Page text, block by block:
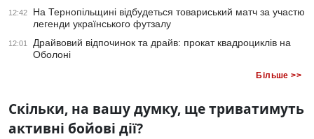
12:42
На Тернопільщині відбудеться товариський матч за участю
легенди українського футзалу
12:01
Драйвовий відпочинок та драйв: прокат квадроциклів на
Оболоні
Більше >>
Скільки, на вашу думку, ще триватимуть
активні бойові дії?